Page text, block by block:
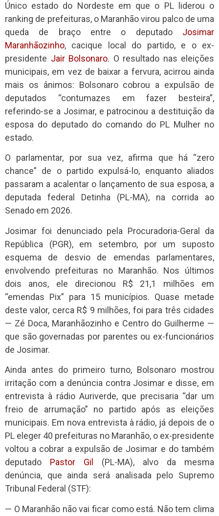
Único estado do Nordeste em que o PL liderou o
ranking de prefeituras, o Maranhão virou palco de uma
queda de braço entre o deputado Josimar
Maranhãozinho, cacique local do partido, e o ex-
presidente Jair Bolsonaro. O resultado nas eleições
municipais, em vez de baixar a fervura, acirrou ainda
mais os ânimos: Bolsonaro cobrou a expulsão de
deputados “contumazes em fazer besteira”,
referindo-se a Josimar, e patrocinou a destituição da
esposa do deputado do comando do PL Mulher no
estado.
O parlamentar, por sua vez, afirma que há “zero
chance” de o partido expulsá-lo, enquanto aliados
passaram a acalentar o lançamento de sua esposa, a
deputada federal Detinha (PL-MA), na corrida ao
Senado em 2026.
Josimar foi denunciado pela Procuradoria-Geral da
República (PGR), em setembro, por um suposto
esquema de desvio de emendas parlamentares,
envolvendo prefeituras no Maranhão. Nos últimos
dois anos, ele direcionou R$ 21,1 milhões em
“emendas Pix” para 15 municípios. Quase metade
deste valor, cerca R$ 9 milhões, foi para três cidades
— Zé Doca, Maranhãozinho e Centro do Guilherme —
que são governadas por parentes ou ex-funcionários
de Josimar.
Ainda antes do primeiro turno, Bolsonaro mostrou
irritação com a denúncia contra Josimar e disse, em
entrevista à rádio Auriverde, que precisaria “dar um
freio de arrumação” no partido após as eleições
municipais. Em nova entrevista à rádio, já depois de o
PL eleger 40 prefeituras no Maranhão, o ex-presidente
voltou a cobrar a expulsão de Josimar e do também
deputado Pastor Gil
(PL-MA), alvo da mesma
denúncia, que ainda será analisada pelo Supremo
Tribunal Federal (STF):
— O Maranhão não vai ficar como está. Não tem clima